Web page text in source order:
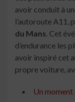
avoir conduit à
l’autoroute A11,
du Mans. Cet
d’endurance les
avoir inspiré cet
propre voiture,
Un moment